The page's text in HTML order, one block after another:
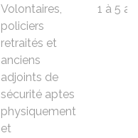
Volontaires,
policiers
retraités et
anciens
adjoints de
sécurité aptes
physiquement
et
1 à 5